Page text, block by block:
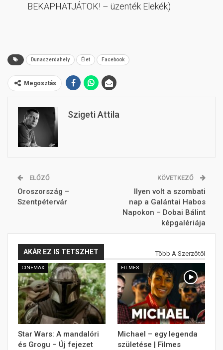
BEKAPHATJÁTOK! – üzenték Elekék)
Dunaszerdahely Élet Facebook
Megosztás
Szigeti Attila
ELŐZŐ
Oroszország –
Szentpétervár
KÖVETKEZŐ
Ilyen volt a szombati
nap a Galántai Habos
Napokon – Dobai Bálint
képgalériája
AKÁR EZ IS TETSZHET Több A Szerzőtől
CINEMAX
Star Wars: A mandalóri
és Grogu – Új fejezet
FILMES
Michael – egy legenda
születése | Filmes